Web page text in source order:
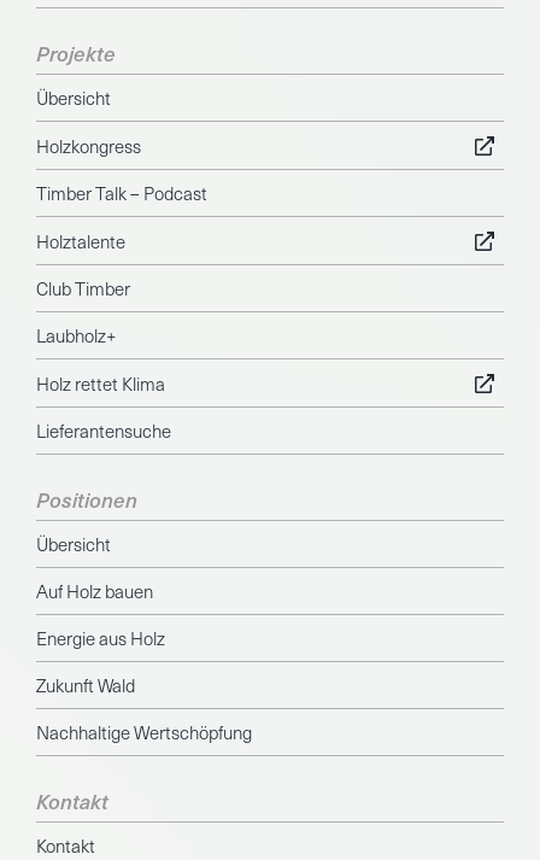
Projekte
Übersicht
Holzkongress
Timber Talk – Podcast
Holztalente
Club Timber
Laubholz+
Holz rettet Klima
Lieferantensuche
Positionen
Übersicht
Auf Holz bauen
Energie aus Holz
Zukunft Wald
Nachhaltige Wertschöpfung
Kontakt
Kontakt